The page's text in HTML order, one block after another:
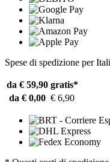
Spese di spedizione per
da € 59,90 gratis*
da € 0,00 € 6,90